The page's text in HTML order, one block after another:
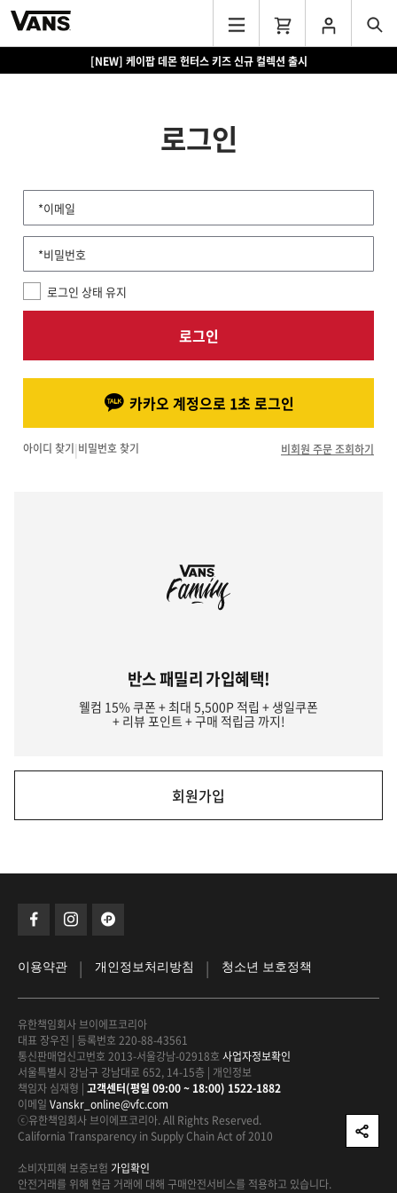
[NEW] 케이팝 데몬 헌터스 키즈 신규 컬렉션 출시
로그인
*이메일
*비밀번호
로그인 상태 유지
로그인
카카오 계정으로 1초 로그인
아이디 찾기|비밀번호 찾기 비회원 주문 조회하기
반스 패밀리 가입혜택!
웰컴 15% 쿠폰 + 최대 5,500P 적립 + 생일쿠폰
+ 리뷰 포인트 + 구매 적립금 까지!
회원가입
이용약관 | 개인정보처리방침 | 청소년 보호정책
유한책임회사 브이에프코리아
대표 장우진 | 등록번호 220-88-43561
통신판매업신고번호 2013-서울강남-02918호 사업자정보확인
서울특별시 강남구 강남대로 652, 14-15층 | 개인정보
책임자 심재형 | 고객센터(평일 09:00 ~ 18:00) 1522-1882
이메일 Vanskr_online@vfc.com
ⓒ유한책임회사 브이에프코리아. All Rights Reserved.
California Transparency in Supply Chain Act of 2010
소비자피해 보증보험 가입확인
안전거래를 위해 현금 거래에 대해 구매안전서비스를 적용하고 있습니다.